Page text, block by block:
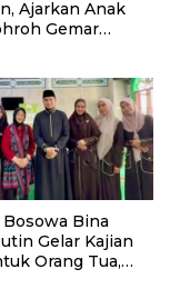
Ajarkan Anak
Gemar
Bina
Gelar Kajian
Orang Tua,